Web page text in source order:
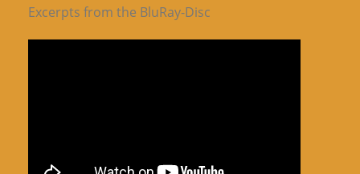
Excerpts from the BluRay-Disc